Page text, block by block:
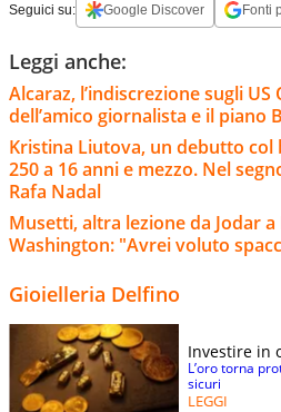
Seguici su: Google Discover Fonti
Leggi anche:
Alcaraz, l’indiscrezione sugli
dell’amico giornalista e il piano
Kristina Liutova, un debutto
250 a 16 anni e mezzo. Nel
Rafa Nadal
Musetti, altra lezione da Jodar
Washington: "Avrei voluto
Gioielleria Delfino
Investire in
L’oro torna
sicuri
LEGGI